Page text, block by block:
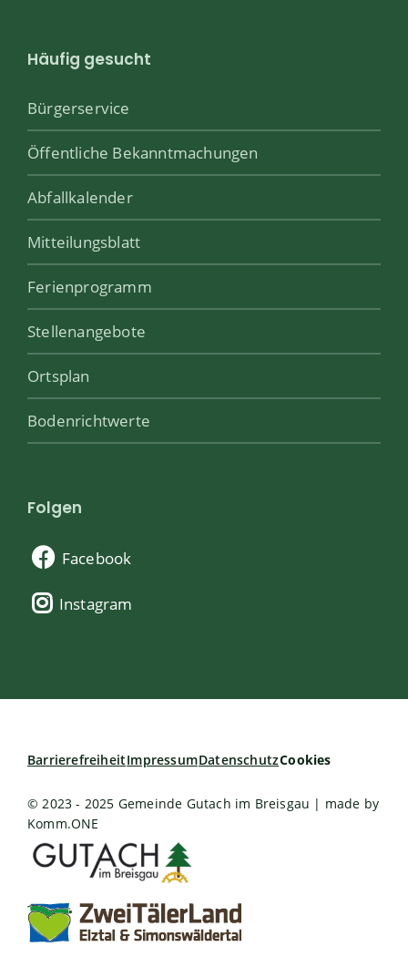
Häufig gesucht
Bürgerservice
Öffentliche Bekanntmachungen
Abfallkalender
Mitteilungsblatt
Ferienprogramm
Stellenangebote
Ortsplan
Bodenrichtwerte
Folgen
Facebook
Instagram
BarrierefreiheitImpressumDatenschutzCookies
© 2023 - 2025 Gemeinde Gutach im Breisgau | made by
Komm.ONE